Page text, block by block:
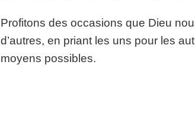
Profitons des occasions que Dieu
d’autres, en priant les uns pour les
moyens possibles.